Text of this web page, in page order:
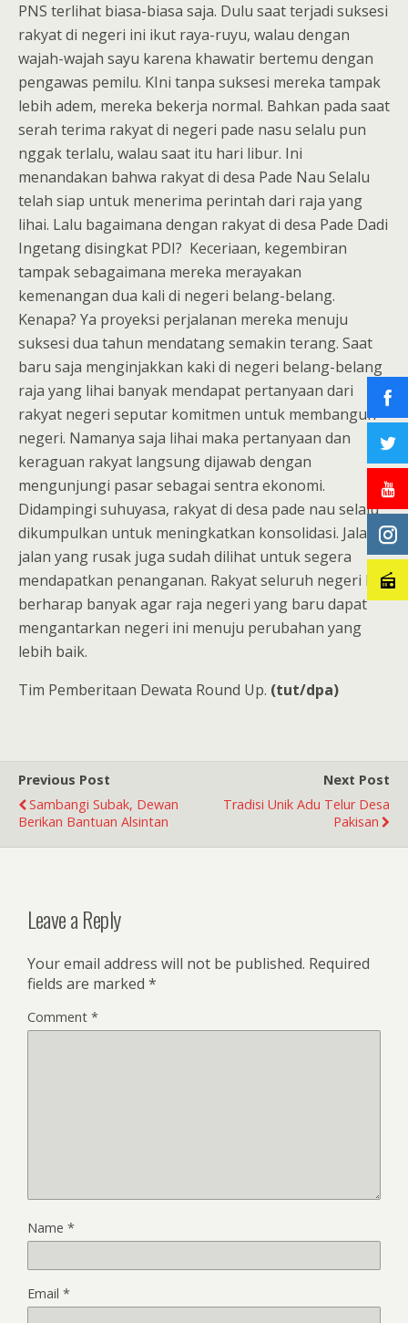
PNS terlihat biasa-biasa saja. Dulu saat terjadi suksesi
rakyat di negeri ini ikut raya-ruyu, walau dengan
wajah-wajah sayu karena khawatir bertemu dengan
pengawas pemilu. KIni tanpa suksesi mereka tampak
lebih adem, mereka bekerja normal. Bahkan pada saat
serah terima rakyat di negeri pade nasu selalu pun
nggak terlalu, walau saat itu hari libur. Ini
menandakan bahwa rakyat di desa Pade Nau Selalu
telah siap untuk menerima perintah dari raja yang
lihai. Lalu bagaimana dengan rakyat di desa Pade Dadi
Ingetang disingkat PDI? Keceriaan, kegembiran
tampak sebagaimana mereka merayakan
kemenangan dua kali di negeri belang-belang.
Kenapa? Ya proyeksi perjalanan mereka menuju
suksesi dua tahun mendatang semakin terang. Saat
baru saja menginjakkan kaki di negeri belang-belang
raja yang lihai banyak mendapat pertanyaan dari
rakyat negeri seputar komitmen untuk membangun
negeri. Namanya saja lihai maka pertanyaan dan
keraguan rakyat langsung dijawab dengan
mengunjungi pasar sebagai sentra ekonomi.
Didampingi suhuyasa, rakyat di desa pade nau selalu
dikumpulkan untuk meningkatkan konsolidasi. Jalan-
jalan yang rusak juga sudah dilihat untuk segera
mendapatkan penanganan. Rakyat seluruh negeri kini
berharap banyak agar raja negeri yang baru dapat
mengantarkan negeri ini menuju perubahan yang
lebih baik.
Tim Pemberitaan Dewata Round Up. (tut/dpa)
Previous Post
Sambangi Subak, Dewan
Berikan Bantuan Alsintan
Next Post
Tradisi Unik Adu Telur Desa
Pakisan
Leave a Reply
Your email address will not be published. Required
fields are marked *
Comment *
Name *
Email *